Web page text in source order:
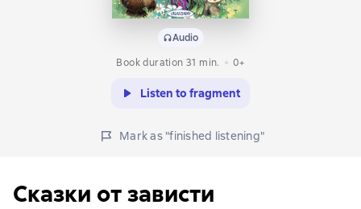
Audio
Book duration 31 min.
0+
Listen to fragment
Mark as "finished listening"
Сказки от зависти